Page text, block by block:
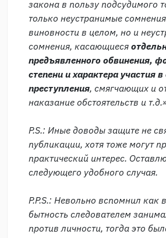
закона в пользу подсудимого
только неустранимые
виновности в целом, но и
сомнения, касающиеся
предъявленного обвинения,
степени и характера участия
преступления, смягчающих и
наказание обстоятельств и
P.S.: Иные доводы защите не
публикации, хотя тоже могут
практический интерес.
следующего удобного случая.
P.P.S.: Невольно вспомнил как
бытность следователем
против личности, тогда это